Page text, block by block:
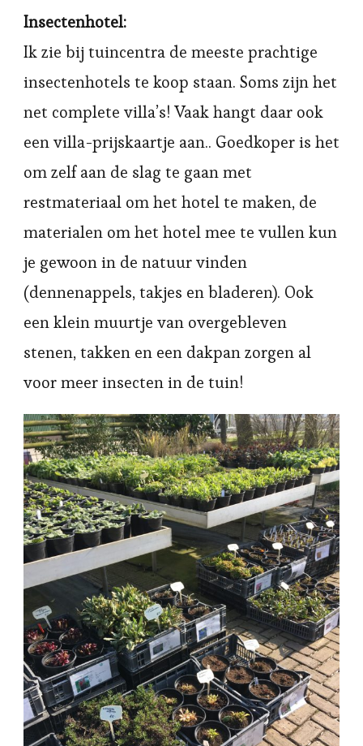
Insectenhotel:
Ik zie bij tuincentra de meeste prachtige
insectenhotels te koop staan. Soms zijn het
net complete villa’s! Vaak hangt daar ook
een villa-prijskaartje aan.. Goedkoper is het
om zelf aan de slag te gaan met
restmateriaal om het hotel te maken, de
materialen om het hotel mee te vullen kun
je gewoon in de natuur vinden
(dennenappels, takjes en bladeren). Ook
een klein muurtje van overgebleven
stenen, takken en een dakpan zorgen al
voor meer insecten in de tuin!